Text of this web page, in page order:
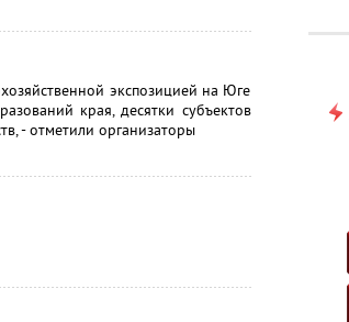
экспозицией на Юге
края, десятки субъектов
- отметили организаторы